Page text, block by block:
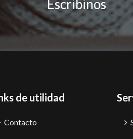
Escribinos
de utilidad
Contacto